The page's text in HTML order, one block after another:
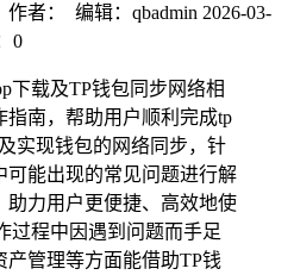
者： 编辑：qbadmin 2026-03-
0
下载及TP钱包同步网络相
指南，帮助用户顺利完成tp
实现钱包的网络同步，针
可能出现的常见问题进行解
助力用户更便捷、高效地使
过程中因遇到问题而手足
管理等方面能借助TP钱